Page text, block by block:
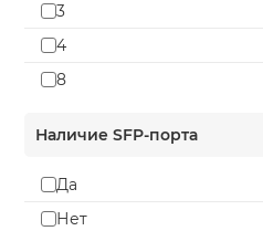
3
4
8
Наличие SFP-порта
Да
Нет